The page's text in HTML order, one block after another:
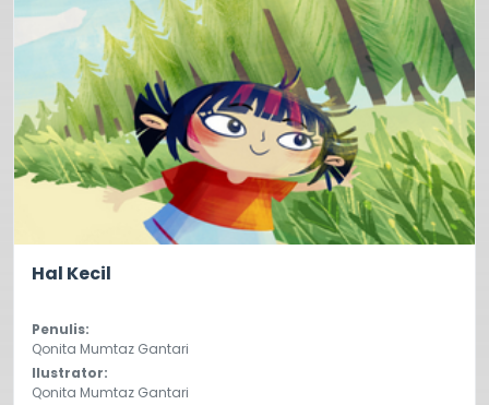
Hal Kecil
Penulis:
Qonita Mumtaz Gantari
Ilustrator:
Qonita Mumtaz Gantari